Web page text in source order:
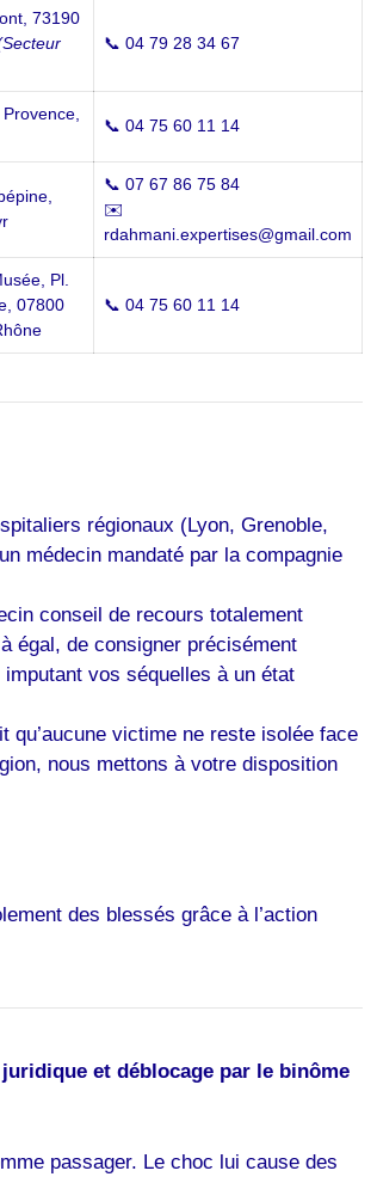
73190
📞 04 79 28 34 67
📞 04 75 60 11 14
📞 07 67 86 75 84
✉️
rdahmani.expertises@gmail.com
Pl.
07800
📞 04 75 60 11 14
régionaux (Lyon, Grenoble,
médecin mandaté par la compagnie
conseil de recours totalement
égal, de consigner précisément
vos séquelles à un état
victime ne reste isolée face
nous mettons à votre disposition
des blessés grâce à l’action
et déblocage par le binôme
passager. Le choc lui cause des